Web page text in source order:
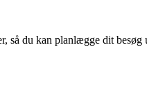
så du kan planlægge dit